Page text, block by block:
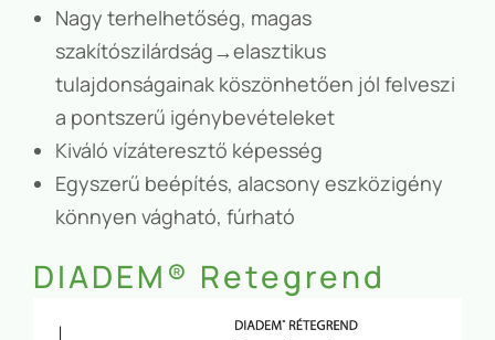
Nagy terhelhetőség, magas
szakítószilárdság→elasztikus
tulajdonságainak köszönhetően jól felveszi
a pontszerű igénybevételeket
Kiváló vízáteresztő képesség
Egyszerű beépítés, alacsony eszközigény
könnyen vágható, fúrható
DIADEM® Retegrend